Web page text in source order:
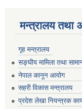
मन्त्रालय तथा
गृह मन्त्रालय
सङ्घीय मामिला तथा
नेपाल कानून आयोग
सहरी विकास मन्त्रालय
प्रदेश लेखा नियन्त्रक